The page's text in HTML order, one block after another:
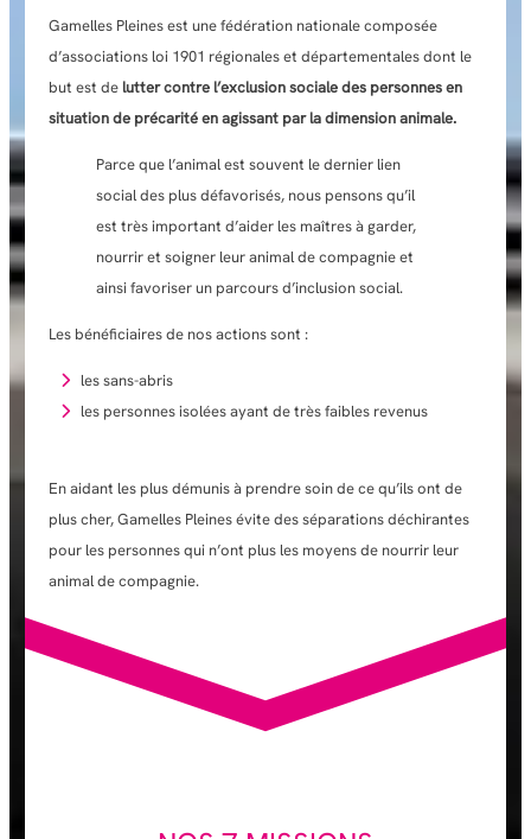
Gamelles Pleines est une fédération nationale composée
d’associations loi 1901 régionales et départementales dont le
but est de lutter contre l’exclusion sociale des personnes en
situation de précarité en agissant par la dimension animale.
Parce que l’animal est souvent le dernier lien
social des plus défavorisés, nous pensons qu’il
est très important d’aider les maîtres à garder,
nourrir et soigner leur animal de compagnie et
ainsi favoriser un parcours d’inclusion social.
Les bénéficiaires de nos actions sont :
les sans-abris
les personnes isolées ayant de très faibles revenus
En aidant les plus démunis à prendre soin de ce qu’ils ont de
plus cher, Gamelles Pleines évite des séparations déchirantes
pour les personnes qui n’ont plus les moyens de nourrir leur
animal de compagnie.